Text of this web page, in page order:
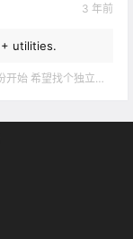
3 年前
+ utilities.
独立出入的 爱干净 谢谢！